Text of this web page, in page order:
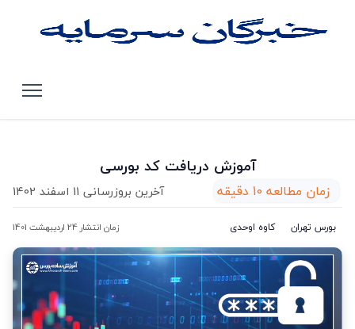
آموزش دریافت کد بورسی
زمان مطالعه 10 دقیقه آخرین بروزرسانی 11 اسفند 1402
بورس تهران کاوه اوحدی زمان انتشار 24 اردیبهشت 1401